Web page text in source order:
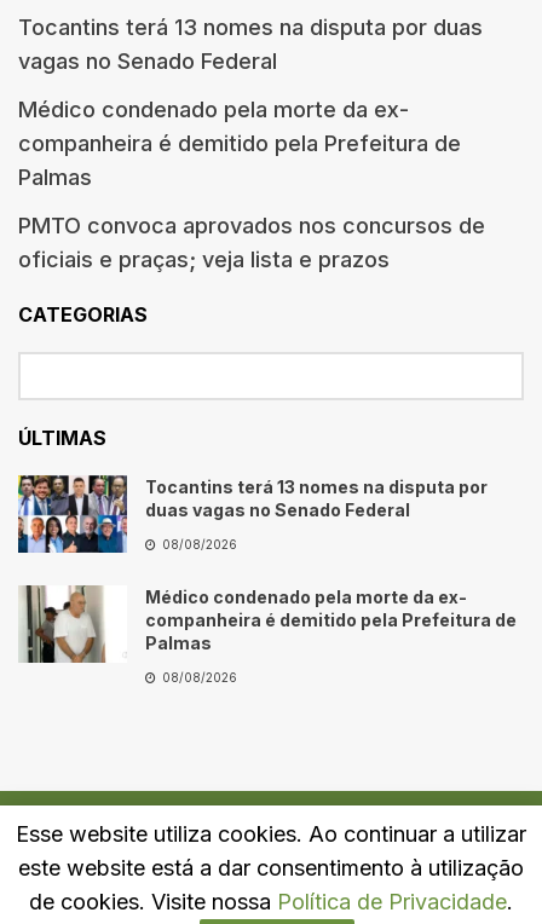
Tocantins terá 13 nomes na disputa por duas
vagas no Senado Federal
Médico condenado pela morte da ex-
companheira é demitido pela Prefeitura de
Palmas
PMTO convoca aprovados nos concursos de
oficiais e praças; veja lista e prazos
CATEGORIAS
ÚLTIMAS
Tocantins terá 13 nomes na disputa por
duas vagas no Senado Federal
08/08/2026
Médico condenado pela morte da ex-
companheira é demitido pela Prefeitura de
Palmas
08/08/2026
Quem Somos Fale Conosco Política de Privacidade
Esse website utiliza cookies. Ao continuar a utilizar
este website está a dar consentimento à utilização
de cookies. Visite nossa Política de Privacidade.